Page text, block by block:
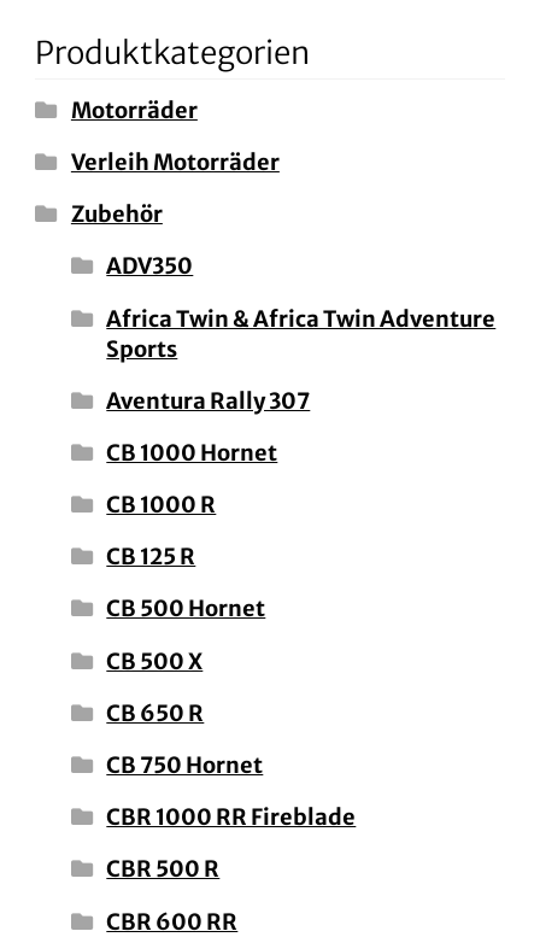
Produktkategorien
Motorräder
Verleih Motorräder
Zubehör
ADV350
Africa Twin & Africa Twin Adventure
Sports
Aventura Rally 307
CB 1000 Hornet
CB 1000 R
CB 125 R
CB 500 Hornet
CB 500 X
CB 650 R
CB 750 Hornet
CBR 1000 RR Fireblade
CBR 500 R
CBR 600 RR